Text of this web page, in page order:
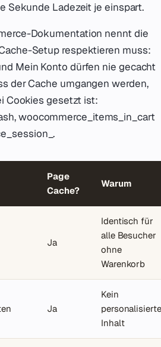
Sekunde Ladezeit je einspart.
Dokumentation nennt die
Setup respektieren muss:
Mein Konto dürfen nie gecacht
der Cache umgangen werden,
Cookies gesetzt ist:
woocommerce_items_in_cart
Page
Cache?
Warum
Ja
Identisch für
alle Besucher
ohne
Warenkorb
Ja
Kein
Inhalt